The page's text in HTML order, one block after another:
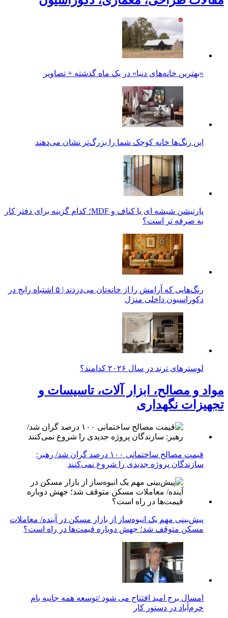
«بهترین خانه‌های دنیا» در یک ماه گذشته + تصاویر
این رنگ‌ها خانه کوچک شما را بزرگ‌تر نشان می‌دهند
پارتیشن شیشه ای یا کناف و MDF؛ کدام گزینه برای دفتر کار
به صرفه تر است؟
رنگ‌هایی که آرامش را از خانه‌تان می‌دزدند | ۵ اشتباه رایج در
دکوراسیون داخلی منزل
لوسترهای ترند در سال ۲۰۲۶ کدامند؟
مواد و مصالح، ابزار آلات، تاسیسات و
تجهیزات نگهداری
قیمت مصالح ساختمانی ۱۰۰ درصد گران شد/ رهبر:
سازندگان پروژه جدیدی را شروع نمی‌کنند
پیش‌بینی مهم یک انبوه‌ساز از بازار مسکن در آینده/ معاملات
مسکن متوقف شد؛ جهش دوباره قیمت‌ها در راه است؟
امسال برج امید افتتاح می شود /توسعه همه جانبه بام
خرم‌آباد در دستور کار